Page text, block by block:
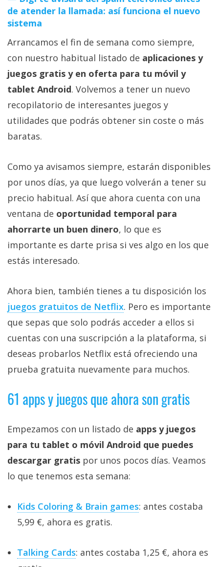
de atender la llamada: así funciona el nuevo
sistema
Arrancamos el fin de semana como siempre,
con nuestro habitual listado de aplicaciones y
juegos gratis y en oferta para tu móvil y
tablet Android. Volvemos a tener un nuevo
recopilatorio de interesantes juegos y
utilidades que podrás obtener sin coste o más
baratas.
Como ya avisamos siempre, estarán disponibles
por unos días, ya que luego volverán a tener su
precio habitual. Así que ahora cuenta con una
ventana de oportunidad temporal para
ahorrarte un buen dinero, lo que es
importante es darte prisa si ves algo en los que
estás interesado.
Ahora bien, también tienes a tu disposición los
juegos gratuitos de Netflix‎. Pero es importante
que sepas que solo podrás acceder a ellos si
cuentas con una suscripción a la plataforma, si
deseas probarlos Netflix está ofreciendo una
prueba gratuita nuevamente para muchos.
61 apps y juegos que ahora son gratis
Empezamos con un listado de apps y juegos
para tu tablet o móvil Android que puedes
descargar gratis por unos pocos días. Veamos
lo que tenemos esta semana:
Kids Coloring & Brain games: antes costaba
5,99 €, ahora es gratis.
Talking Cards: antes costaba 1,25 €, ahora es